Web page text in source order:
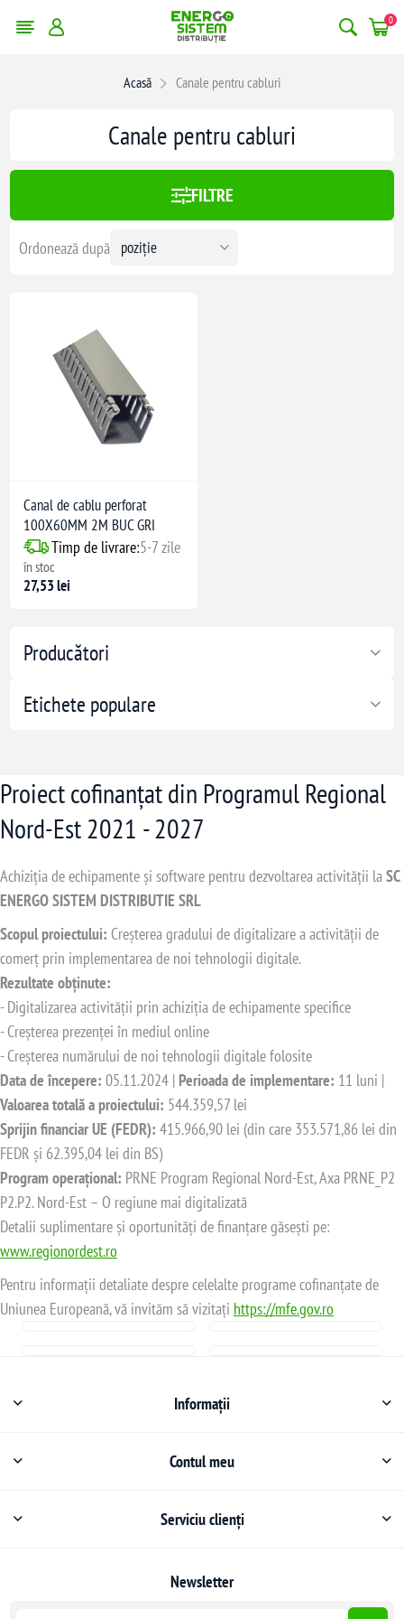
0
Acasă Canale pentru cabluri
Producători
Etichete populare
Canale pentru cabluri
FILTRE
Ordonează după
Canal de cablu perforat
100X60MM 2M BUC GRI
Timp de livrare:5-7 zile
în stoc
27,53 lei
Proiect cofinanțat din Programul Regional
Nord-Est 2021 - 2027
Achiziția de echipamente și software pentru dezvoltarea activității laSC
ENERGO SISTEM DISTRIBUTIE SRL
Scopul proiectului: Creșterea gradului de digitalizare a activității de
comerț prin implementarea de noi tehnologii digitale.
Rezultate obținute:
- Digitalizarea activității prin achiziția de echipamente specifice
- Creșterea prezenței în mediul online
- Creșterea numărului de noi tehnologii digitale folosite
Data de începere: 05.11.2024 | Perioada de implementare: 11 luni |
Valoarea totală a proiectului: 544.359,57 lei
Sprijin financiar UE (FEDR): 415.966,90 lei (din care 353.571,86 lei din
FEDR și 62.395,04 lei din BS)
Program operațional: PRNE Program Regional Nord-Est, Axa PRNE_P2
P2.P2. Nord-Est – O regiune mai digitalizată
Detalii suplimentare și oportunități de finanțare găsești pe:
www.regionordest.ro
Pentru informații detaliate despre celelalte programe cofinanțate de
Uniunea Europeană, vă invităm să vizitați https://mfe.gov.ro
Informații
Contul meu
Serviciu clienți
Newsletter